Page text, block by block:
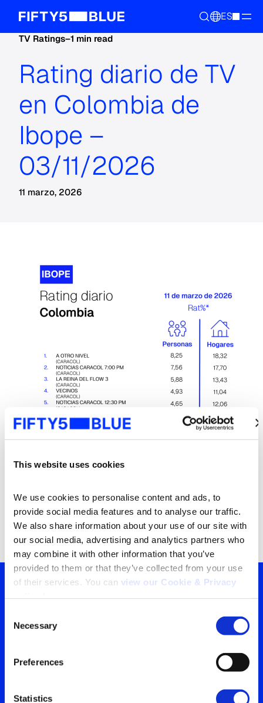
This website uses cookies
We use cookies to personalise content and ads, to
provide social media features and to analyse our traffic.
We also share information about your use of our site with
our social media, advertising and analytics partners who
may combine it with other information that you’ve
provided to them or that they’ve collected from your use
of their services. You can view our Cookie & Privacy
Selection
Necessary
Preferences
Statistics
ES
TV Ratings–1 min read
Rating diario de TV
en Colombia de
Ibope –
03/11/2026
11 marzo, 2026
mundo está viendo
Contáctanos para obtener